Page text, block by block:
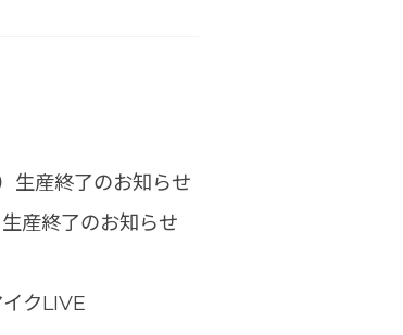
生産終了のお知らせ
産終了のお知らせ
クLIVE